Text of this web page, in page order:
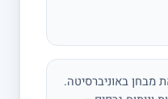
מבחן באוניברסיטה.